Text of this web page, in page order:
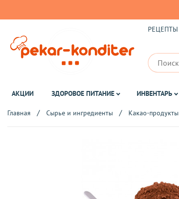
РЕЦЕПТЫ
АКЦИИ ЗДОРОВОЕ ПИТАНИЕ ИНВЕНТАРЬ
Главная Сырье и ингредиенты Какао-продукты